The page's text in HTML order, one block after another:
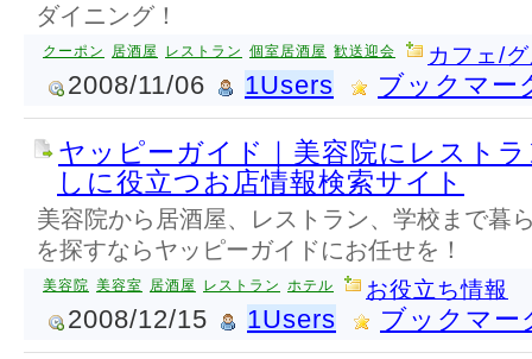
ダイニング！
クーポン 居酒屋 レストラン 個室居酒屋 歓送迎会 カフェ/
2008/11/06 1Users ブックマー
ヤッピーガイド｜美容院にレスト
しに役立つお店情報検索サイト
美容院から居酒屋、レストラン、学校まで暮
を探すならヤッピーガイドにお任せを！
美容院 美容室 居酒屋 レストラン ホテル お役立ち情報
2008/12/15 1Users ブックマー